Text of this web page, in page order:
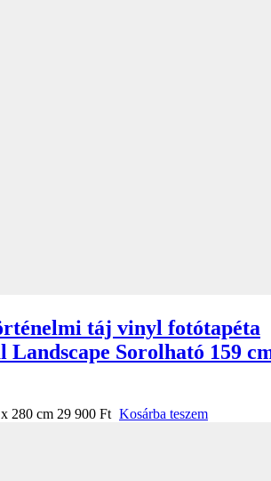
táj vinyl fotótapéta
Landscape Sorolható 159
280 cm 29 900 Ft Kosárba teszem